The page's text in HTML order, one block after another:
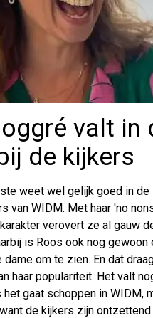
valt in
de kijkers
weet wel gelijk goed in de
van WIDM. Met haar 'no
verovert ze al gauw
is Roos ook nog gewoon
om te zien. En dat
haar populariteit. Het valt
gaat schoppen in WIDM,
de kijkers zijn ontzettend